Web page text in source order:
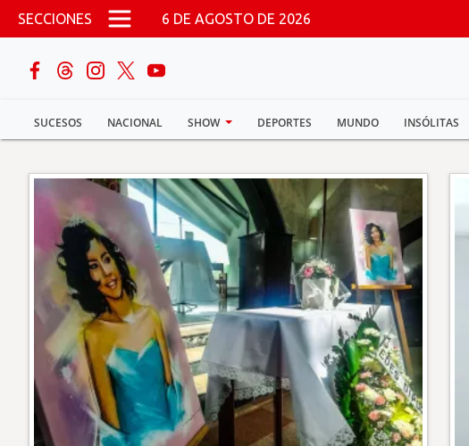
Pasar al contenido principal
SECCIONES 6 DE AGOSTO DE 2026
SUCESOS NACIONAL SHOW DEPORTES MUNDO INSÓLITAS
buscar
Sucesos
Nacional
Política
Deportes
Mundo
Insólitas